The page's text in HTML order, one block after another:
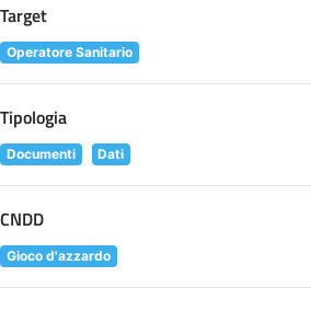
Target
Operatore Sanitario
Tipologia
Documenti Dati
CNDD
Gioco d'azzardo